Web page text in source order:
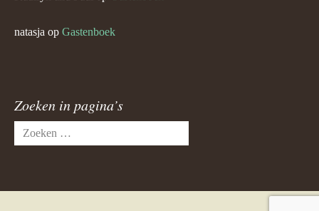
natasja op Gastenboek
Zoeken in pagina’s
Zoeken
naar: